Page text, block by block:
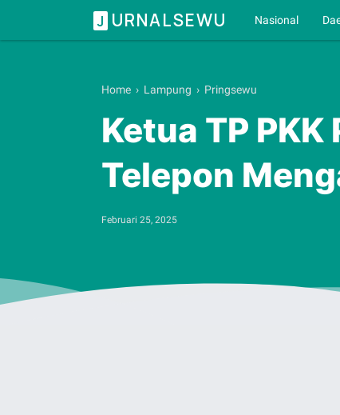
J URNALSEWU Nasional
Home › Lampung › Pringsewu
Ketua TP
Telepon
Februari 25, 2025